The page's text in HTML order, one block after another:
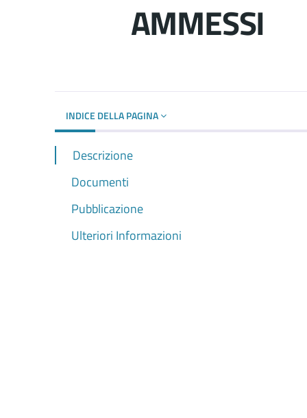
AMMESSI
INDICE DELLA PAGINA
Descrizione
Documenti
Pubblicazione
Ulteriori Informazioni